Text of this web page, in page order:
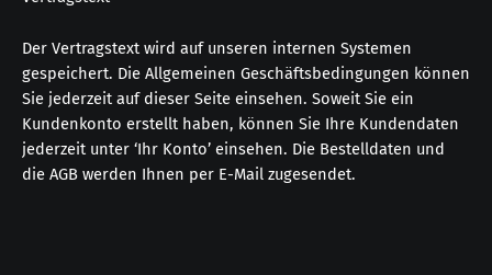
Der Vertragstext wird auf unseren internen Systemen
gespeichert. Die Allgemeinen Geschäftsbedingungen können
Sie jederzeit auf dieser Seite einsehen. Soweit Sie ein
Kundenkonto erstellt haben, können Sie Ihre Kundendaten
jederzeit unter ‘Ihr Konto’ einsehen. Die Bestelldaten und
die AGB werden Ihnen per E-Mail zugesendet.